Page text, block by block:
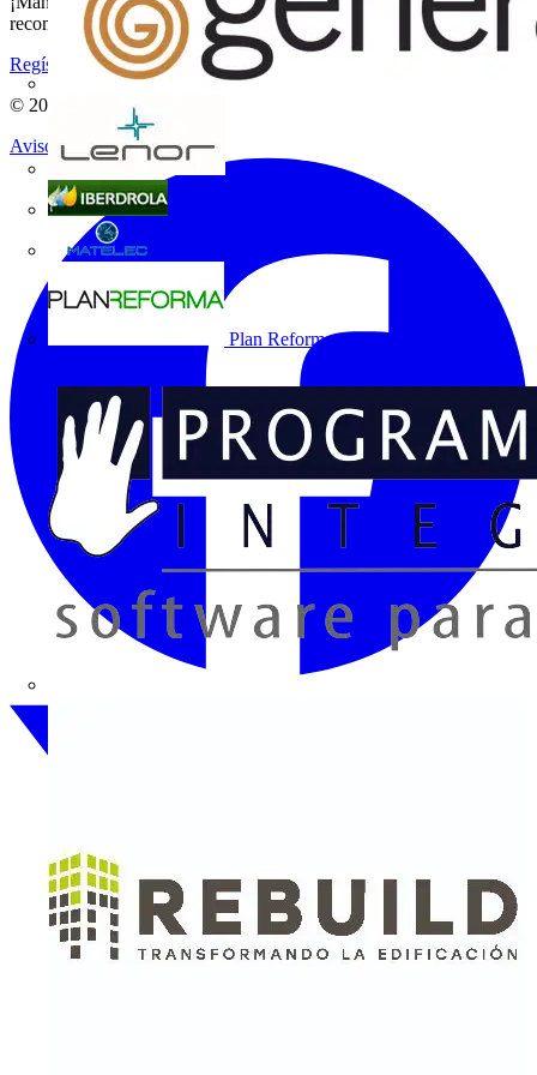
Grupo Lenor
Plan Reforma
recompensas por tus compras eléctricas!
Regístrate aquí
© 2002-
Voltimum
Aviso legal